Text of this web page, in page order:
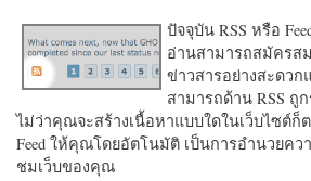
ปัจจุบัน RSS หรือ
อ่านสามารถสมัครส
ข่าวสารอย่างสะดว
สามารถด้าน RSS ถู
ไม่ว่าคุณจะสร้างเนื้อหาแบบใดในเว็บไซต์ก็ต
Feed ให้คุณโดยอัตโนมัติ เป็นการอำนวยคว
ชมเว็บของคุณ